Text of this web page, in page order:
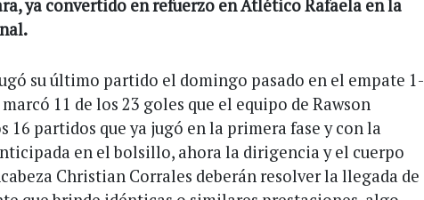
ya convertido en refuerzo en Atlético Rafaela en la
su último partido el domingo pasado en el empate 1-
11 de los 23 goles que el equipo de Rawson
16 partidos que ya jugó en la primera fase y con la
en el bolsillo, ahora la dirigencia y el cuerpo
Christian Corrales deberán resolver la llegada de